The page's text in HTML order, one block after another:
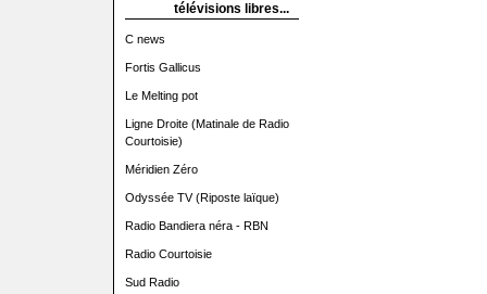
télévisions libres...
C news
Fortis Gallicus
Le Melting pot
Ligne Droite (Matinale de Radio
Courtoisie)
Méridien Zéro
Odyssée TV (Riposte laïque)
Radio Bandiera néra - RBN
Radio Courtoisie
Sud Radio